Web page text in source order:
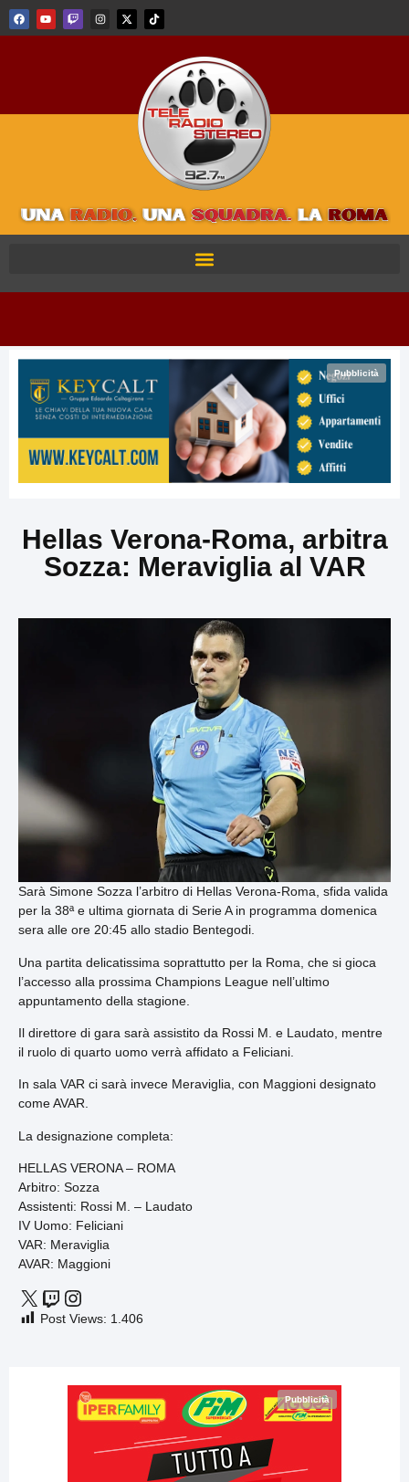
Pubblicità
Hellas Verona-Roma, arbitra
Sozza: Meraviglia al VAR
Sarà Simone Sozza l’arbitro di Hellas Verona-Roma, sfida valida
per la 38ª e ultima giornata di Serie A in programma domenica
sera alle ore 20:45 allo stadio Bentegodi.
Una partita delicatissima soprattutto per la Roma, che si gioca
l’accesso alla prossima Champions League nell’ultimo
appuntamento della stagione.
Il direttore di gara sarà assistito da Rossi M. e Laudato, mentre
il ruolo di quarto uomo verrà affidato a Feliciani.
In sala VAR ci sarà invece Meraviglia, con Maggioni designato
come AVAR.
La designazione completa:
HELLAS VERONA – ROMA
Arbitro: Sozza
Assistenti: Rossi M. – Laudato
IV Uomo: Feliciani
VAR: Meraviglia
AVAR: Maggioni
Post Views: 1.406
Pubblicità